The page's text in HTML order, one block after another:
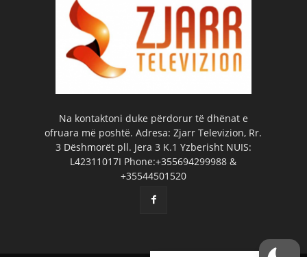
Na kontaktoni duke përdorur të dhënat e
ofruara më poshtë. Adresa: Zjarr Televizion, Rr.
3 Dëshmorët pll. Jera 3 K.1 Yzberisht NUIS:
L42311017I Phone:+355694299988 &
+35544501520